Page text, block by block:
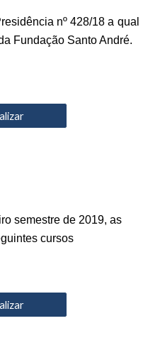
nº 428/18 a qual
Fundação Santo André.
semestre de 2019, as
cursos